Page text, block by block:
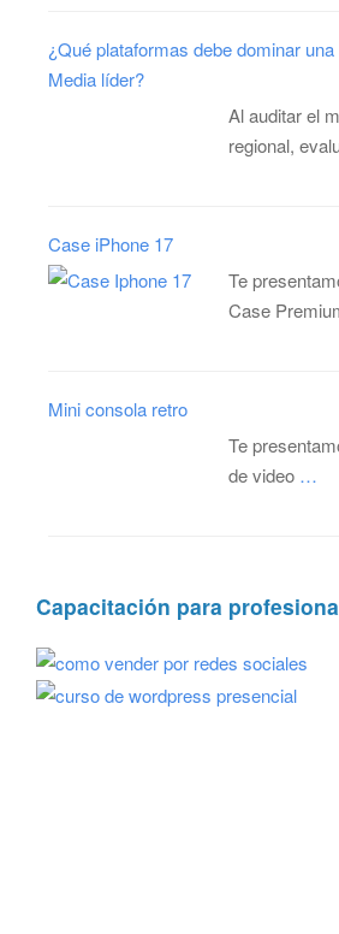
¿Qué plataformas debe dominar
Media líder?
Al auditar el
regional,
Case iPhone 17
Te
Case
Mini consola retro
Te
de video …
Capacitación para